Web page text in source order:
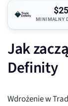
MINIMALNY
Jak
Definity
Wdrożenie w